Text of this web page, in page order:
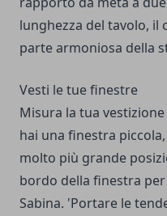
lunghezza del tavolo, il
parte armoniosa della
Vesti le tue finestre
Misura la tua
hai una finestra
molto più grande
bordo della finestra
Sabina. 'Portare le